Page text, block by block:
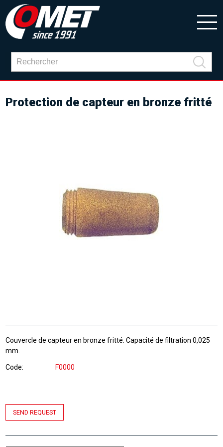
Protection de capteur en bronze fritté
Couvercle de capteur en bronze fritté. Capacité de filtration 0,025
mm.
Code F0000
SEND REQUEST